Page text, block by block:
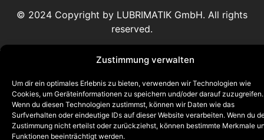
Zustimmung verwalten
Um dir ein optimales Erlebnis zu bieten, verwenden wir Technologien wie
Cookies, um Geräteinformationen zu speichern und/oder darauf zuzugreifen.
Wenn du diesen Technologien zustimmst, können wir Daten wie das
Surfverhalten oder eindeutige IDs auf dieser Website verarbeiten. Wenn du
Zustimmung nicht erteilst oder zurückziehst, können bestimmte Merkmale
Funktionen beeinträchtigt werden.
© 2024 Copyright by LUBRIMATIK GmbH. All rights
reserved.